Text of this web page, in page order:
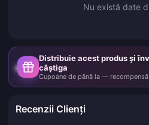
Nu există date
Distribuie acest produs și
câștiga
Cupoane de până la —
Recenzii Clienți